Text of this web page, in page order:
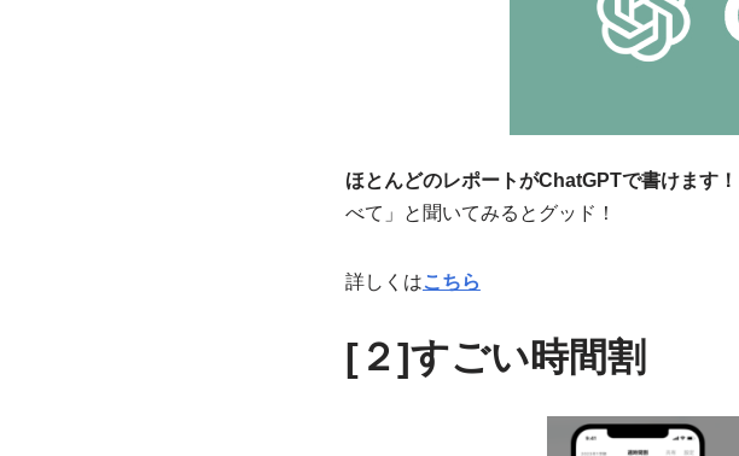
ほとんどのレポートがChatGPTで書けます！
べて」と聞いてみるとグッド！
詳しくはこちら
[２]すごい時間割